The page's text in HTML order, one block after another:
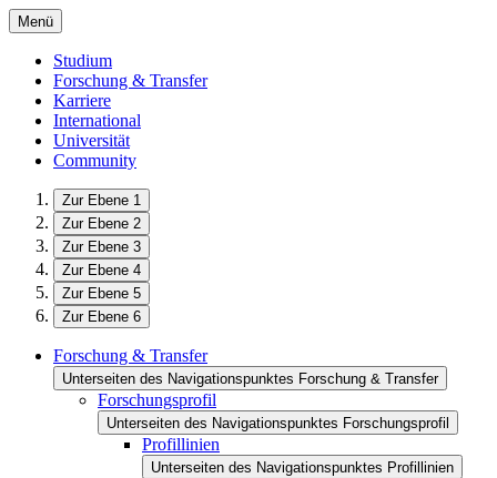
Menü
Studium
Forschung & Transfer
Karriere
International
Universität
Community
Zur Ebene 1
Zur Ebene 2
Zur Ebene 3
Zur Ebene 4
Zur Ebene 5
Zur Ebene 6
Forschung & Transfer
Unterseiten des Navigationspunktes Forschung & Transfer
Forschungsprofil
Unterseiten des Navigationspunktes Forschungsprofil
Profillinien
Unterseiten des Navigationspunktes Profillinien